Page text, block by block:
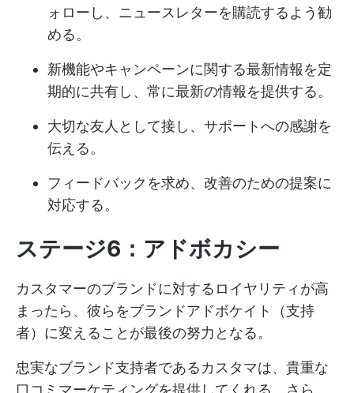
ォローし、ニュースレターを購読するよう勧
める。
新機能やキャンペーンに関する最新情報を定
期的に共有し、常に最新の情報を提供する。
大切な友人として接し、サポートへの感謝を
伝える。
フィードバックを求め、改善のための提案に
対応する。
ステージ6：アドボカシー
カスタマーのブランドに対するロイヤリティが高
まったら、彼らをブランドアドボケイト（支持
者）に変えることが最後の努力となる。
忠実なブランド支持者であるカスタマは、貴重な